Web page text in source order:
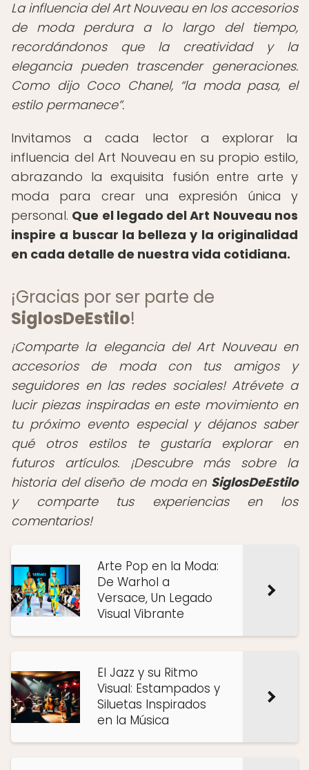
La influencia del Art Nouveau en los accesorios
de moda perdura a lo largo del tiempo,
recordándonos que la creatividad y la
elegancia pueden trascender generaciones.
Como dijo Coco Chanel,
la moda pasa, el
estilo permanece .
Invitamos a cada lector a explorar la
influencia del Art Nouveau en su propio estilo,
abrazando la exquisita fusión entre arte y
moda para crear una expresión única y
personal. Que el legado del Art Nouveau nos
inspire a buscar la belleza y la originalidad
en cada detalle de nuestra vida cotidiana.
¡Gracias por ser parte de
SiglosDeEstilo!
¡Comparte la elegancia del Art Nouveau en
accesorios de moda con tus amigos y
seguidores en las redes sociales! Atrévete a
lucir piezas inspiradas en este movimiento en
tu próximo evento especial y déjanos saber
qué otros estilos te gustaría explorar en
futuros artículos. ¡Descubre más sobre la
historia del diseño de moda en SiglosDeEstilo
y comparte tus experiencias en los
comentarios!
Arte Pop en la Moda:
De Warhol a
Versace, Un Legado
Visual Vibrante
El Jazz y su Ritmo
Visual: Estampados y
Siluetas Inspirados
en la Música